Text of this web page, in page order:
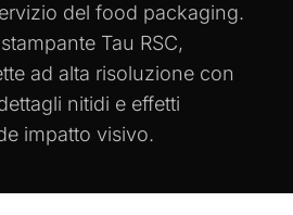
del food packaging.
Tau RSC,
ad alta risoluzione con
nitidi e effetti
impatto visivo.